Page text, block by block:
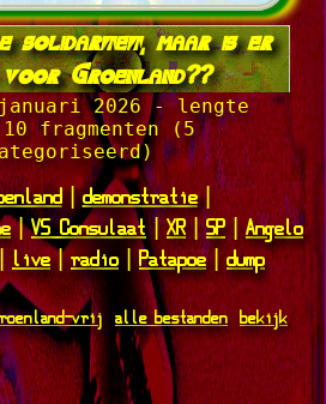
solidariteit, maar is er
Groenland??
2026 - lengte
fragmenten (5
|demonstratie|
|VS Consulaat|XR|SP|Angelo
live|radio |Patapoe|dump
vrij alle bestanden bekijk